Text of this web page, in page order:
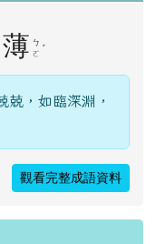
薄 ㄅ
ㄛ ˊ
兢，如臨深淵，
觀看完整成語資料